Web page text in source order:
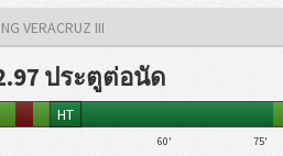
VERACRUZ III
ประตูต่อนัด
HT
60' 75'